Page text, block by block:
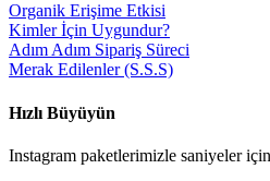
Organik Erişime Etkisi
Kimler İçin Uygundur?
Adım Adım Sipariş Süreci
Merak Edilenler (S.S.S)
Hızlı Büyüyün
Instagram paketlerimizle saniyeler